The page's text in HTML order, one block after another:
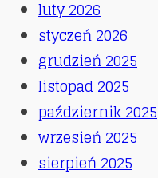
luty 2026
styczeń 2026
grudzień 2025
listopad 2025
październik 2025
wrzesień 2025
sierpień 2025